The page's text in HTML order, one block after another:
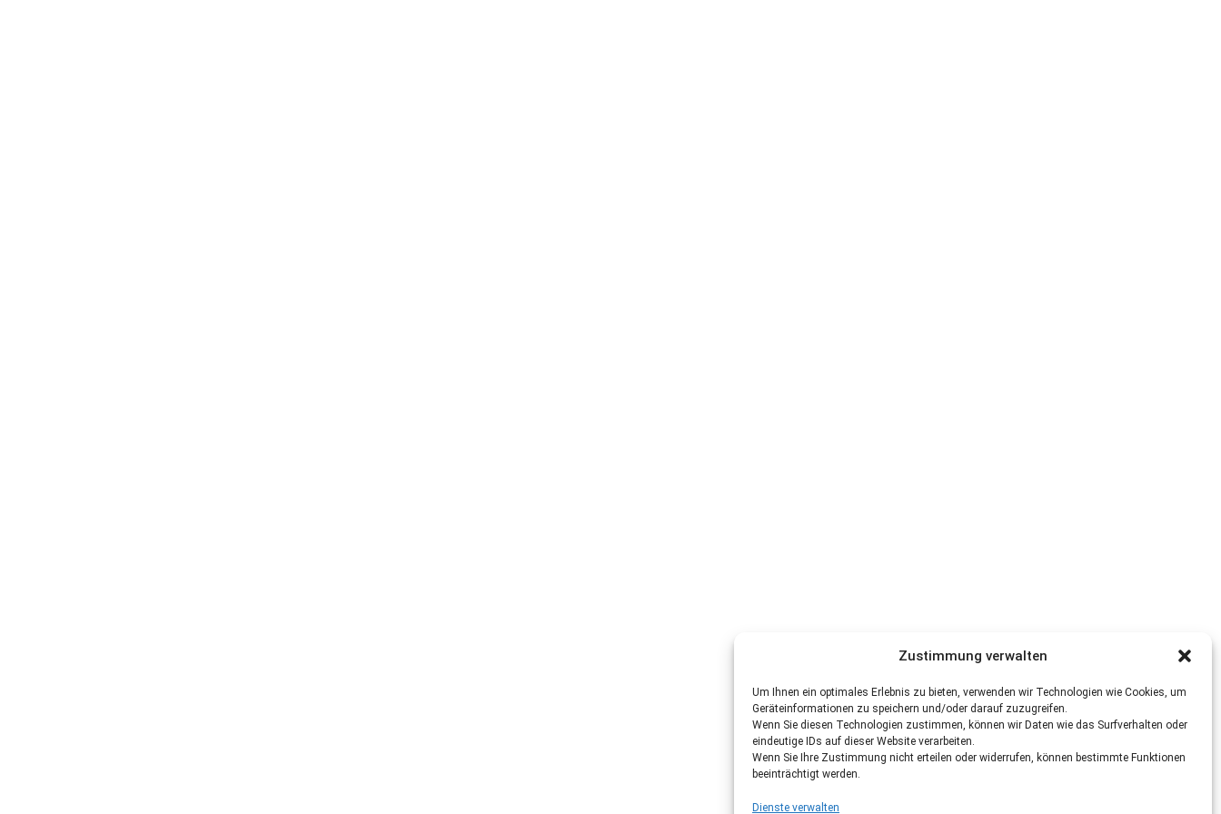
Zustimmung verwalten
Um Ihnen ein optimales Erlebnis zu bieten, verwenden wir Technologien wie Cookies, um
Geräteinformationen zu speichern und/oder darauf zuzugreifen.
Wenn Sie diesen Technologien zustimmen, können wir Daten wie das Surfverhalten oder
eindeutige IDs auf dieser Website verarbeiten.
Wenn Sie Ihre Zustimmung nicht erteilen oder widerrufen, können bestimmte Funktionen
beeinträchtigt werden.
Dienste verwalten